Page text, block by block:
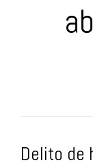
Delito de